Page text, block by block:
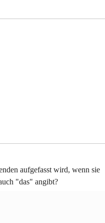
aufgefasst wird, wenn sie
"das" angibt?